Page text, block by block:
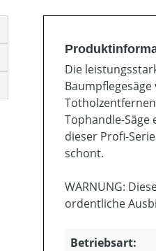
Die
Tophandle-
dieser Profi-
schont.
WARNUNG:
ordentliche
Betriebsart: